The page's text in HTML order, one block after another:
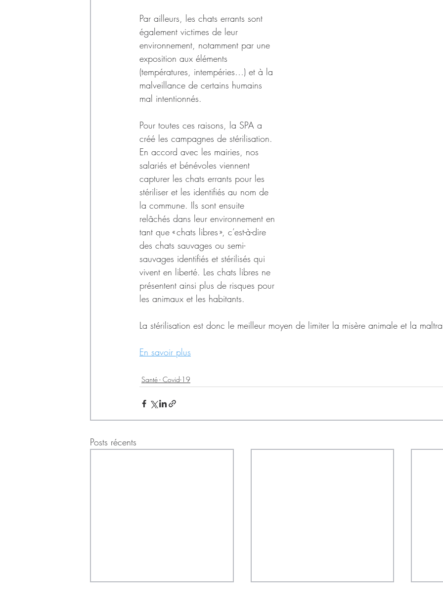
Par ailleurs, les chats errants sont
également victimes de leur
environnement, notamment par une
exposition aux éléments
(températures, intempéries…) et à la
malveillance de certains humains
mal intentionnés.
Pour toutes ces raisons, la SPA a
créé les campagnes de stérilisation.
En accord avec les mairies, nos
salariés et bénévoles viennent
capturer les chats errants pour les
stériliser et les identifiés au nom de
la commune. Ils sont ensuite
relâchés dans leur environnement en
tant que « chats libres », c’est-à-dire
des chats sauvages ou semi-
sauvages identifiés et stérilisés qui
vivent en liberté. Les chats libres ne
présentent ainsi plus de risques pour
les animaux et les habitants.
La stérilisation est donc le meilleur moyen de limiter la misère animale et la
En savoir plus
Santé - Covid-19
Posts récents